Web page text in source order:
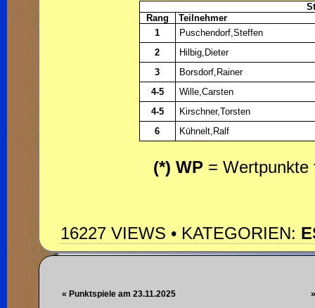
Rang
Teilnehmer
1
Puschendorf,Steffen
2
Hilbig,Dieter
3
Borsdorf,Rainer
4-5
Wille,Carsten
4-5
Kirschner,Torsten
6
Kühnelt,Ralf
(*) WP = Wertpunkte
16227 VIEWS • KATEGORIEN:
« Punktspiele am 23.11.2025